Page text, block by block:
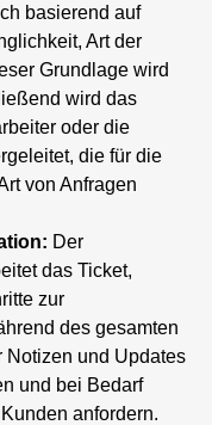
basierend auf
Art der
Grundlage wird
wird das
oder die
die für die
von Anfragen
Der
das Ticket,
zur
des gesamten
Notizen und Updates
und bei Bedarf
anfordern.